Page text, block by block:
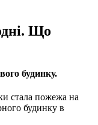
Що
будинку.
стала пожежа на
будинку в